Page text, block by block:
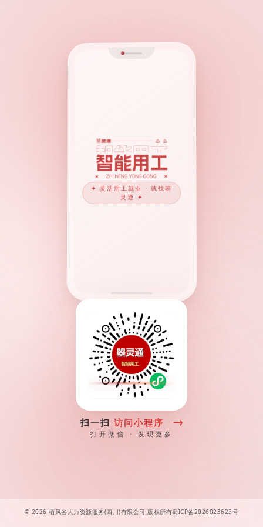
✦ 灵活用工就业 · 就找曌
灵通 ✦
扫一扫 访问小程序 →
打开微信 · 发现更多
© 2026 栖风谷人力资源服务(四川)有限公司 版权所有蜀ICP备2026023623号